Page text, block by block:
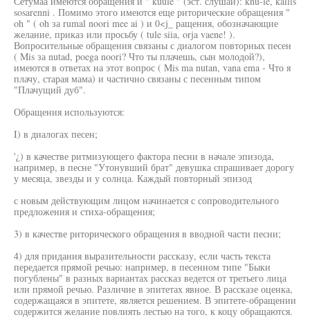
sosarenni . Помимо этого имеются еще риторические обращения "
oh " ( oh за rumal noori mee ai ) и 0<j_ ращения, обозначающие
желание, приказ или просьбу ( tule siia, orja vaene! ).
Вопросительные обращения связаны с диалогом повторных песен
( Mis за nutad, poega noori? Что ты плачешь, сын молодой?),
имеются в ответах на этот вопрос ( Mis ma nutan, vana ema - Что я
плачу, старая мама) и частично связаны с песенным типом
"Плачущий дуб".
Обращения используются:
I) в диалогах песен;
'¿) в качестве ритмизующего фактора песни в начале эпизода,
например, в песне "Утонувший брат" девушка спрашивает дорогу
у месяца, звезды и у солнца. Каждый повторный эпизод
с новым действующим лицом начинается с сопроводительного
предложения и стиха-обращения;
3) в качестве риторического обращения в вводной части песни;
4) для придания выразительности рассказу, если часть текста
передается прямой речью: например, в песенном типе "Быки
погублены" в разных вариантах рассказ ведется от третьего лица
или прямой речью. Различие в эпитетах явное. В рассказе оценка,
содержащаяся в эпитете, является решением. В эпитете-обращении
содержится желание повлиять лестью на того, к коцу обращаются.